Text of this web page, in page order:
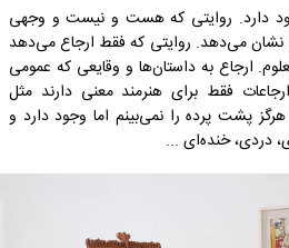
دارد. روایتی که هست و نیست و وجهی
نشان می­‌دهد. روایتی که فقط ارجاع می­‌دهد
ارجاع به داستان­‌ها و وقایعی که عمومی
فقط برای هنرمند معنی دارند مثل
پشت پرده را نمی­‌بینم اما وجود دارد و
دردی، خنده­‌ای ...